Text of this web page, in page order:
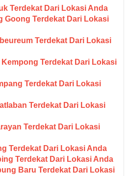
Terdekat Dari Lokasi Anda
Goong Terdekat Dari Lokasi
Terdekat Dari Lokasi
Terdekat Dari Lokasi
Terdekat Dari Lokasi
Terdekat Dari Lokasi
Terdekat Dari Lokasi
Terdekat Dari Lokasi Anda
Terdekat Dari Lokasi Anda
Baru Terdekat Dari Lokasi